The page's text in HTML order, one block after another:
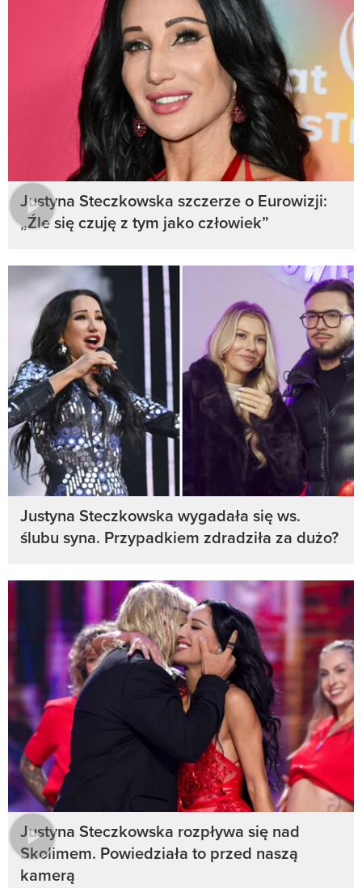
Justyna Steczkowska szczerze o Eurowizji:
„Źle się czuję z tym jako człowiek”
Justyna Steczkowska wygadała się ws.
ślubu syna. Przypadkiem zdradziła za dużo?
Justyna Steczkowska rozpływa się nad
Skolimem. Powiedziała to przed naszą
kamerą